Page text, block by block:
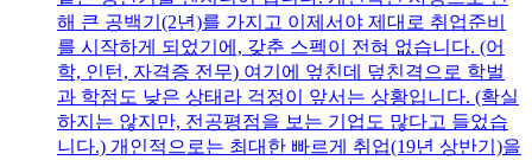
해 큰 공백기(2년)를 가지고 이제서야 제대로 취업준비
를 시작하게 되었기에, 갖춘 스펙이 전혀 없습니다. (어
학, 인턴, 자격증 전무) 여기에 엎친데 덮친격으로 학벌
과 학점도 낮은 상태라 걱정이 앞서는 상황입니다. (확실
하지는 않지만, 전공평점을 보는 기업도 많다고 들었습
니다.) 개인적으로는 최대한 빠르게 취업(19년 상반기)을